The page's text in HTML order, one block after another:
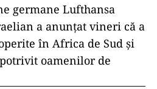
germane Lufthansa
a anunţat vineri că a
în Africa de Sud şi
oamenilor de